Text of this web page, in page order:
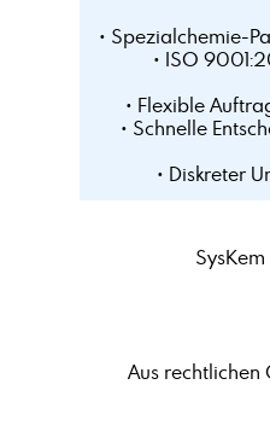
• Spezialchemie-
• ISO
• Flexible
• Schnelle
• Diskreter
Aus